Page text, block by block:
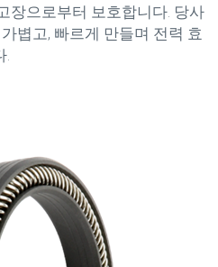
장으로부터 보호합니다. 당사
볍고, 빠르게 만들며 전력 효
.